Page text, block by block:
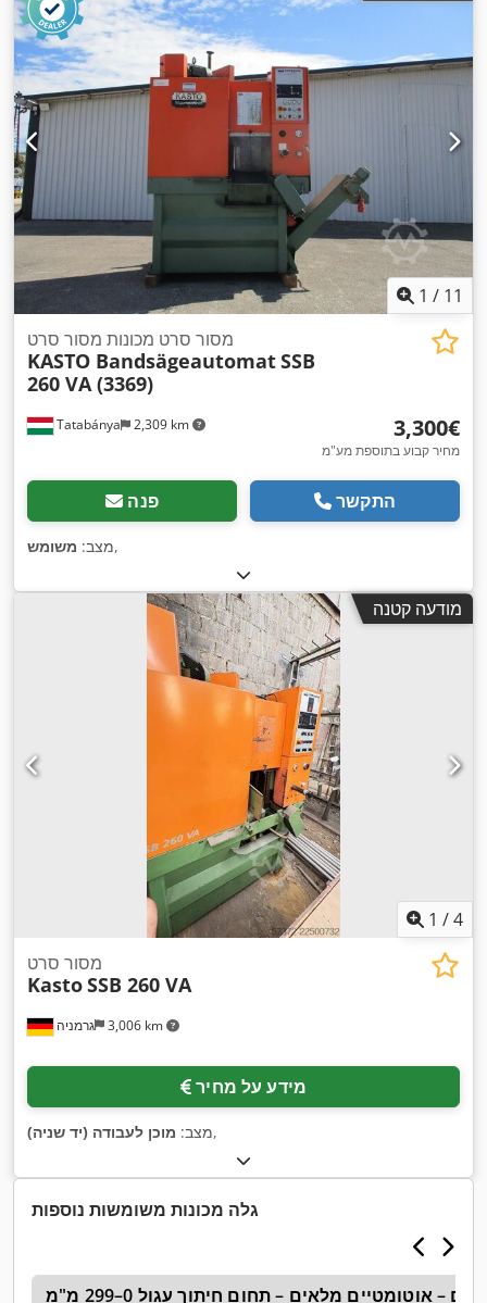
1 / 11
Tatabánya 2,309 km
מסור סרט מכונות מסור סרט
KASTO BandsägeautomatSSB
260 VA (3369)
‏3,300 ‏€
מחיר קבוע בתוספת מע"מ
פנה התקשר
מצב: משומש ,
מודעה קטנה
1 /4
גרמניה 3,006 km
מסור סרט
KastoSSB 260 VA
מידע על מחיר
מצב: מוכן לעבודה (יד שניה) ,
גלה מכונות משומשות נוספות
– אוטומטיים מלאים – תחום חיתוך עגול 0–299 מ"מ